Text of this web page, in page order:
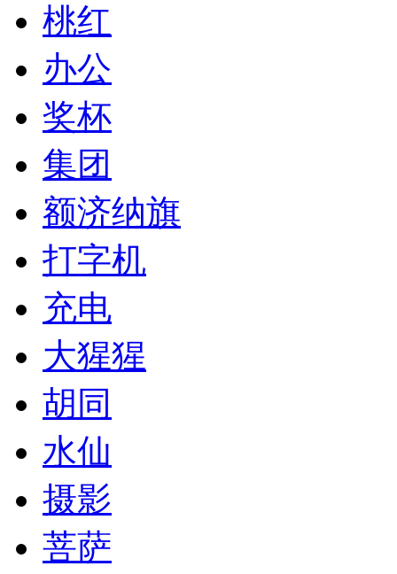
桃红
办公
奖杯
集团
额济纳旗
打字机
充电
大猩猩
胡同
水仙
摄影
菩萨